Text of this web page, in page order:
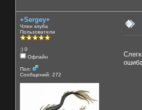
+Sergey+
Член клуба
Пользователи
:) 0
Офлайн
Пол:
Сообщений: 272